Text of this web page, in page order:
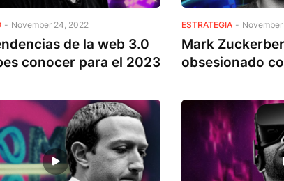
- November 24, 2022
de la web 3.0
conocer para el 2023
ESTRATEGIA -
Mark
obsesionado